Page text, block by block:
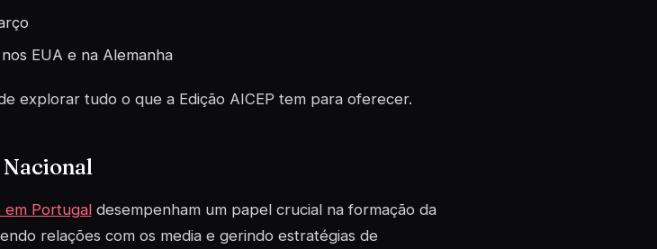
EUA e na Alemanha
explorar tudo o que a Edição AICEP tem para oferecer.
Nacional
em Portugaldesempenham um papel crucial na formação da
relações com os media e gerindo estratégias de